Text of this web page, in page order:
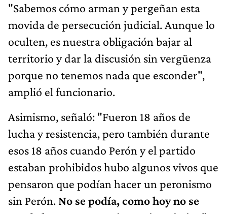
"Sabemos cómo arman y pergeñan esta
movida de persecución judicial. Aunque lo
oculten, es nuestra obligación bajar al
territorio y dar la discusión sin vergüenza
porque no tenemos nada que esconder",
amplió el funcionario.
Asimismo, señaló: "Fueron 18 años de
lucha y resistencia, pero también durante
esos 18 años cuando Perón y el partido
estaban prohibidos hubo algunos vivos que
pensaron que podían hacer un peronismo
sin Perón. No se podía, como hoy no se